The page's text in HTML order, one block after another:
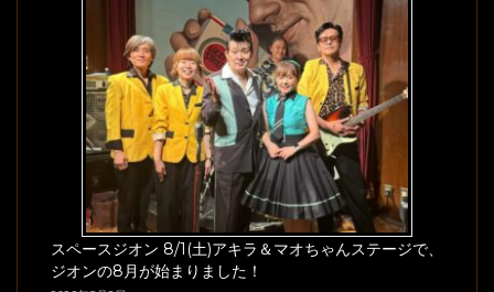
スペースジオン 8/1(土)アキラ＆マオちゃんステージで、
ジオンの8月が始まりました！